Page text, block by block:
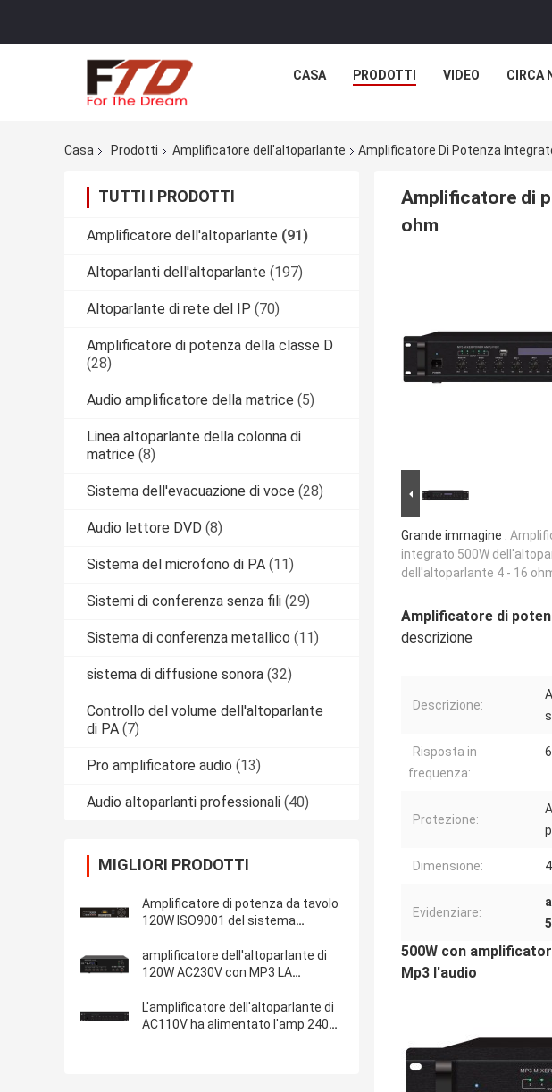
CASA PRODOTTI VIDEO CIRCA
Casa Prodotti Amplificatore dell'altoparlante Amplificatore Di Potenza
TUTTI I PRODOTTI
Amplificatore dell'altoparlante (91)
Altoparlanti dell'altoparlante (197)
Altoparlante di rete del IP (70)
Amplificatore di potenza della classe D
(28)
Audio amplificatore della matrice (5)
Linea altoparlante della colonna di
matrice (8)
Sistema dell'evacuazione di voce (28)
Audio lettore DVD (8)
Sistema del microfono di PA (11)
Sistemi di conferenza senza fili (29)
Sistema di conferenza metallico (11)
sistema di diffusione sonora (32)
Controllo del volume dell'altoparlante
di PA (7)
Pro amplificatore audio (13)
Audio altoparlanti professionali (40)
MIGLIORI PRODOTTI
Amplificatore di potenza da tavolo
120W ISO9001 del sistema
amplificatore dell'altoparlante di
120W AC230V con MP3 LA
L'amplificatore dell'altoparlante di
AC110V ha alimentato l'amp 240W
Amplificatore di
ohm
Grande immagine :
integrato 500W
dell'altoparlante 4 - 16
Amplificatore di
descrizione
Descrizione:
Risposta in
frequenza:
Protezione:
Dimensione:
Evidenziare:
500W con
Mp3 l'audio